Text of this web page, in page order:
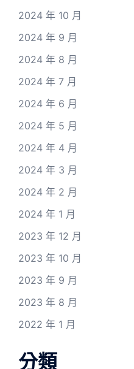
2024 年 10 月
2024 年 9 月
2024 年 8 月
2024 年 7 月
2024 年 6 月
2024 年 5 月
2024 年 4 月
2024 年 3 月
2024 年 2 月
2024 年 1 月
2023 年 12 月
2023 年 10 月
2023 年 9 月
2023 年 8 月
2022 年 1 月
分類